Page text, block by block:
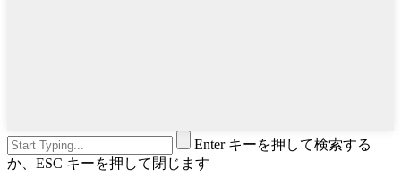
Enter キーを押して検索する
か、ESC キーを押して閉じます